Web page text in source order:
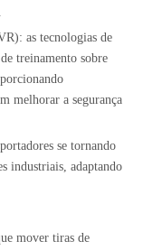
as tecnologias de
treinamento sobre
melhorar a segurança
se tornando
industriais, adaptando
mover tiras de